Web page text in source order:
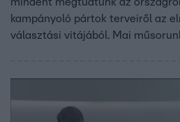
kampányoló pártok terveiről az
választási vitájából. Mai